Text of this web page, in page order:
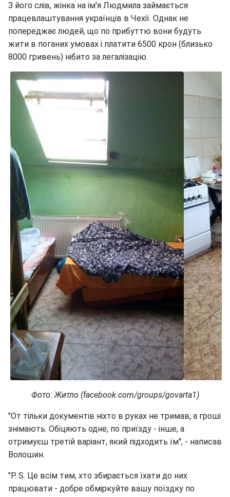
З його слів, жінка на ім'я Людмила займається
працевлаштування українців в Чехії. Однак не
попереджає людей, що по прибуттю вони будуть
жити в поганих умовах і платити 6500 крон (близько
8000 гривень) нібито за легалізацію.
Фото: Житло (facebook.com/groups/govarta1)
"От тільки документів ніхто в руках не тримав, а гроші
знімають. Обіцяють одне, по приїзду - інше, а
отримуєш третій варіант, який підходить їм", - написав
Волошин.
"P. S. Це всім тим, хто збирається їхати до них
працювати - добре обміркуйте вашу поїздку по